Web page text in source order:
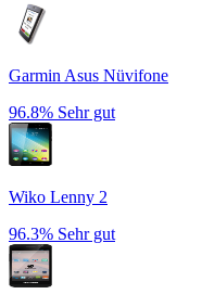
Garmin Asus Nüvifone
96.8% Sehr gut
Wiko Lenny 2
96.3% Sehr gut